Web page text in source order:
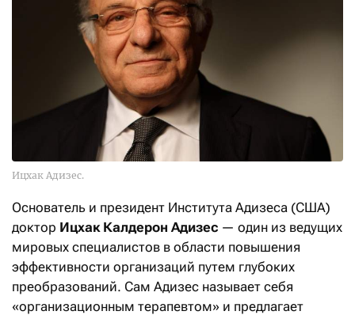
Ицхак Адизес.
Основатель и президент Института Адизеса (США)
доктор Ицхак Калдерон Адизес — один из ведущих
мировых специалистов в области повышения
эффективности организаций путем глубоких
преобразований. Сам Адизес называет себя
«организационным терапевтом» и предлагает